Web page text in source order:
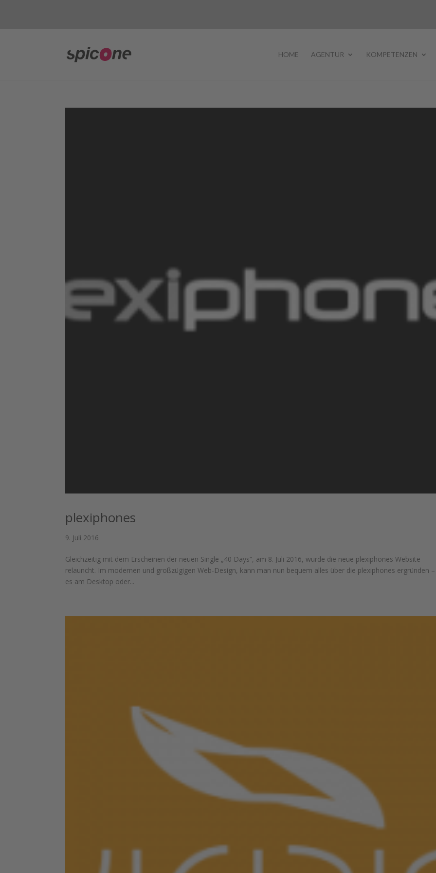
HOME AGENTUR KOMPETENZEN
plexiphones
9. Juli 2016
Gleichzeitig mit dem Erscheinen der neuen Single „40 Days“, am 8. Juli 2016, wurde die neue plexiphones Website
relauncht. Im modernen und großzügigen Web-Design, kann man nun bequem alles über die plexiphones ergründen
es am Desktop oder...